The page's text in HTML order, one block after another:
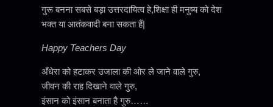
गुरू बनना सबसे बड़ा उत्तरदायित्व हे,शिक्षा ही मनुष्य को देश
भक्त या आतंकवादी बना सकता हैं|
Happy Teachers Day
अँधेरा को हटाकर उजाला की ओर ले जाने वाले गुरु,
जीवन की राह दिखाने वाले गुरु,
इंसान को इंसान बनाता है गुरु……